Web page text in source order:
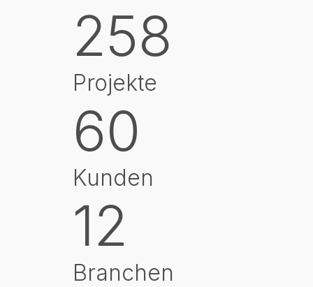
258
Projekte
60
Kunden
12
Branchen